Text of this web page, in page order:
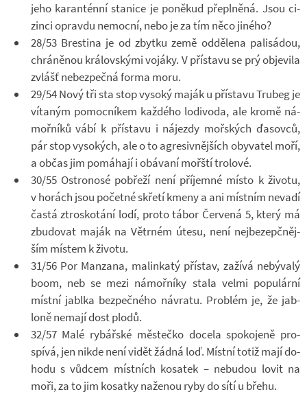
jeho ka­ran­ténní sta­nice je po­ně­kud pře­pl­něná. Jsou ci­
zinci opravdu ne­mocní, nebo je za tím něco ji­ného?
28/53 Bres­tina je od zbytku země od­dě­lena pa­li­sádou,
chrá­ně­nou krá­lov­skými vo­jáky. V pří­stavu se prý ob­je­vila
zvlášť ne­bez­pečná forma moru.
29/54 Nový tři sta stop vy­soký maják u pří­stavu Tru­beg je
ví­ta­ným po­moc­ní­kem kaž­dého lo­di­voda, ale kromě ná­
moř­níků vábí k pří­stavu i ná­jezdy moř­ských ďa­sovců,
pár stop vy­so­kých, ale o to agre­siv­něj­ších oby­va­tel moří,
a občas jim po­má­hají i obá­vaní moř­ští tro­lové.
30/55 Os­t­ro­nosé po­břeží není pří­jemné místo k ži­votu,
v ho­rách jsou po­četné skřetí kmeny a ani míst­ním ne­vadí
častá ztros­ko­tání lodí, proto tábor Čer­vená 5, který má
zbu­do­vat maják na Vě­tr­ném útesu, není nej­be­z­e­pč­něj­
ším mís­tem k ži­votu.
31/56 Por Man­zana, ma­lin­katý pří­stav, za­žívá ne­bý­valý
boom, neb se mezi ná­moř­níky stala velmi po­pu­lární
místní ja­blka bez­peč­ného ná­vratu. Pro­blém je, že jab­
loně ne­mají dost plodů.
32/57 Malé ry­bář­ské měs­tečko do­cela spo­ko­jeně pro­
spívá, jen nikde není vidět žádná loď. Místní totiž mají do­
hodu s vůd­cem míst­ních ko­sa­tek – ne­bu­dou lovit na
moři, za to jim ko­satky na­že­nou ryby do sítí u břehu.